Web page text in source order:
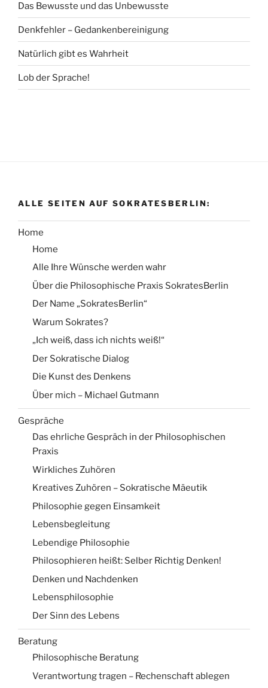
Das Bewusste und das Unbewusste
Denkfehler – Gedankenbereinigung
Natürlich gibt es Wahrheit
Lob der Sprache!
ALLE SEITEN AUF SOKRATESBERLIN:
Home
Home
Alle Ihre Wünsche werden wahr
Über die Philosophische Praxis SokratesBerlin
Der Name „SokratesBerlin“
Warum Sokrates?
„Ich weiß, dass ich nichts weiß!“
Der Sokratische Dialog
Die Kunst des Denkens
Über mich – Michael Gutmann
Gespräche
Das ehrliche Gespräch in der Philosophischen
Praxis
Wirkliches Zuhören
Kreatives Zuhören – Sokratische Mäeutik
Philosophie gegen Einsamkeit
Lebensbegleitung
Lebendige Philosophie
Philosophieren heißt: Selber Richtig Denken!
Denken und Nachdenken
Lebensphilosophie
Der Sinn des Lebens
Beratung
Philosophische Beratung
Verantwortung tragen – Rechenschaft ablegen